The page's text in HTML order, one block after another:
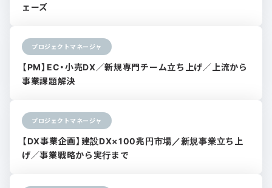
ェーズ
プロジェクトマネージャ
【PM】EC・小売DX／新規専門チーム立ち上げ／上流から
事業課題解決
プロジェクトマネージャ
【DX事業企画】建設DX×100兆円市場／新規事業立ち上
げ／事業戦略から実行まで